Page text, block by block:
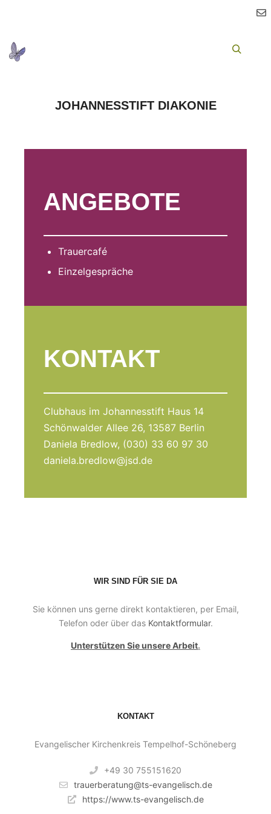
JOHANNESSTIFT DIAKONIE
ANGEBOTE
Trauercafé
Einzelgespräche
KONTAKT
Clubhaus im Johannesstift Haus 14
Schönwalder Allee 26, 13587 Berlin
Daniela Bredlow, (030) 33 60 97 30
daniela.bredlow@jsd.de
WIR SIND FÜR SIE DA
Sie können uns gerne direkt kontaktieren, per Email,
Telefon oder über das Kontaktformular.
Unterstützen Sie unsere Arbeit.
KONTAKT
Evangelischer Kirchenkreis Tempelhof-Schöneberg
+49 30 755151620
trauerberatung@ts-evangelisch.de
https://www.ts-evangelisch.de